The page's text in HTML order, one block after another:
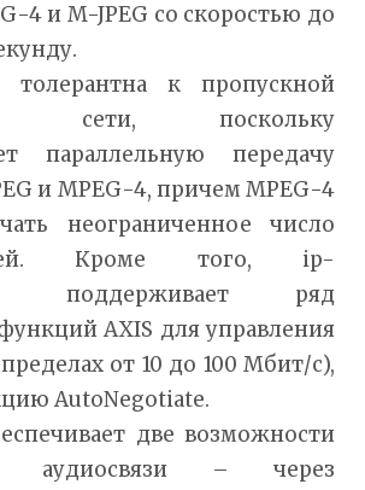
4 и M-JPEG со скоростью до
толерантна к пропускной
сети, поскольку
параллельную передачу
и MPEG-4, причем MPEG-4
неограниченное число
Кроме того, ip-
поддерживает ряд
AXIS для управления
от 10 до 100 Мбит/с),
AutoNegotiate.
две возможности
аудиосвязи – через